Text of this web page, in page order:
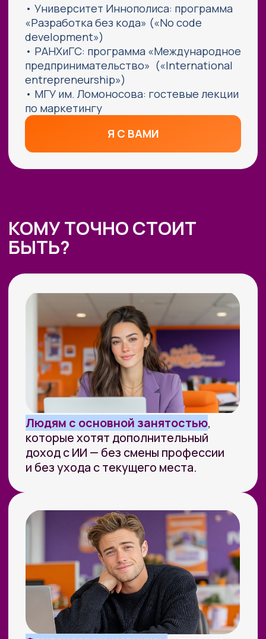
Всем, кто хочет разобраться,
на каких реальных задачах
зарабатывают с ИИпрямо сейчас —
и как выстроить на этом стабильный
поток заказов!
УЧАСТВОВАТЬ
ВСЕМ, КТО ПРИДЕТ НА
Гайд «6+ способов заработка
на нейросетях»
02
Гайд «Нейросетевые
инструменты для построения
карьеры и бизнеса с высоким
чеком понять где ваш профит
от нейросетей»
04
Гайд по составлению
презентаций и инфографики
МЫ СОЗДАЕМ
ФУНДАМЕНТАЛЬНОЕ